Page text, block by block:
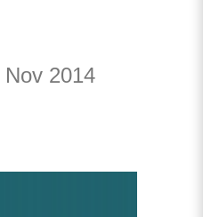
Nov 2014